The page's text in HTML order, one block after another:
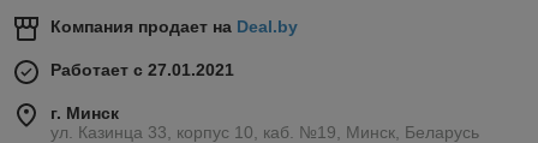
Компания продает на Deal.by
Работает с 27.01.2021
г. Минск
ул. Казинца 33, корпус 10, каб. №19, Минск, Беларусь